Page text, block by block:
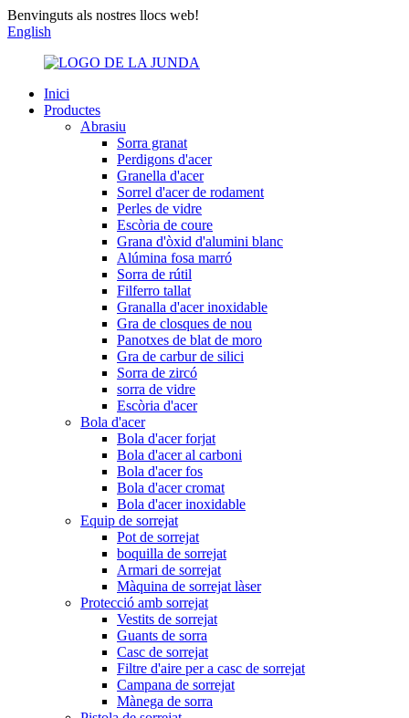
Benvinguts als nostres llocs web!
English
Inici
Productes
Abrasiu
Sorra granat
Perdigons d'acer
Granella d'acer
Sorrel d'acer de rodament
Perles de vidre
Escòria de coure
Grana d'òxid d'alumini blanc
Alúmina fosa marró
Sorra de rútil
Filferro tallat
Granalla d'acer inoxidable
Gra de closques de nou
Panotxes de blat de moro
Gra de carbur de silici
Sorra de zircó
sorra de vidre
Escòria d'acer
Bola d'acer
Bola d'acer forjat
Bola d'acer al carboni
Bola d'acer fos
Bola d'acer cromat
Bola d'acer inoxidable
Equip de sorrejat
Pot de sorrejat
boquilla de sorrejat
Armari de sorrejat
Màquina de sorrejat làser
Protecció amb sorrejat
Vestits de sorrejat
Guants de sorra
Casc de sorrejat
Filtre d'aire per a casc de sorrejat
Campana de sorrejat
Mànega de sorra